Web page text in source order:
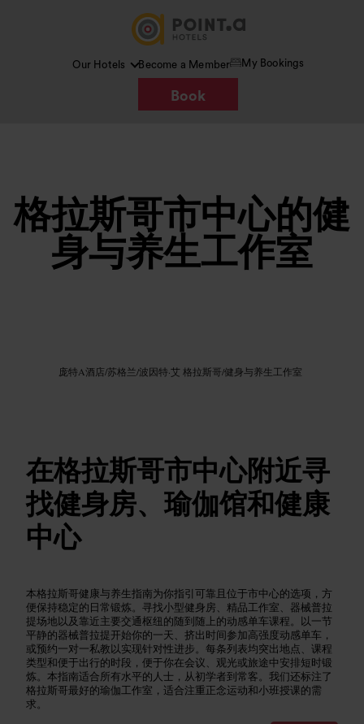
Our Hotels Become a Member My Bookings
Book
格拉斯哥市中心的健
身与养生工作室
庞特A酒店/苏格兰/波因特·艾 格拉斯哥/健身与养生工作室
在格拉斯哥市中心附近寻
找健身房、瑜伽馆和健康
中心
本格拉斯哥健康与养生指南为你指引可靠且位于市中心的选项，方
便保持稳定的日常锻炼。寻找小型健身房、精品工作室、器械普拉
提场地以及靠近主要交通枢纽的随到随上的动感单车课程。以一节
平静的器械普拉提开始你的一天、挤出时间参加高强度动感单车，
或预约一对一私教以实现针对性进步。每条列表均突出地点、课程
类型和便于出行的时段，便于你在会议、观光或旅途中安排短时锻
炼。本指南适合所有水平的人士，从初学者到常客。我们还标注了
格拉斯哥最好的瑜伽工作室，适合注重正念运动和小班授课的需
求。